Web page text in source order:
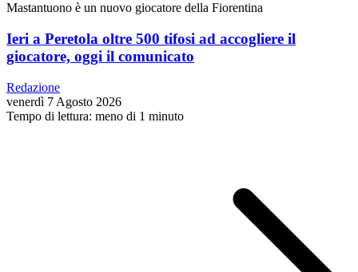
Mastantuono è un nuovo giocatore della Fiorentina
Ieri a Peretola oltre 500 tifosi ad accogliere il
giocatore, oggi il comunicato
Redazione
venerdì 7 Agosto 2026
Tempo di lettura: meno di 1 minuto